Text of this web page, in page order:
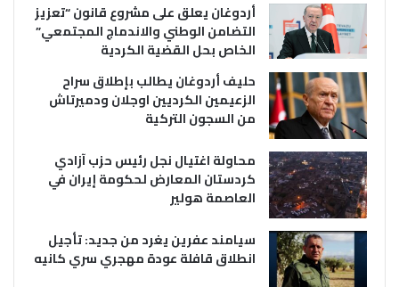
أردوغان يعلق على مشروع قانون “تعزيز
التضامن الوطني والاندماج المجتمعي”
الخاص بحل القضية الكردية
حليف أردوغان يطالب بإطلاق سراح
الزعيمين الكرديين اوجلان ودميرتاش
من السجون التركية
محاولة اغتيال نجل رئيس حزب آزادي
كردستان المعارض لحكومة إيران في
العاصمة هولير
سيامند عفرين يغرد من جديد: تأجيل
انطلاق قافلة عودة مهجري سري كانيه